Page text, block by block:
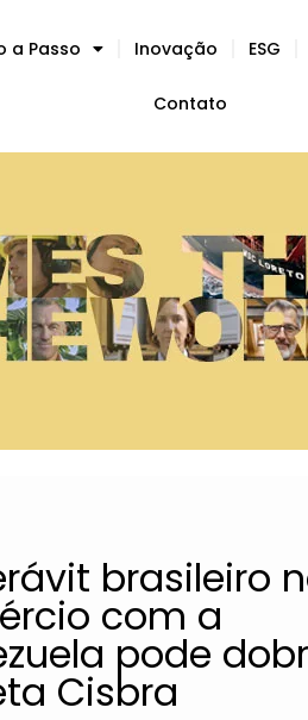
a Passo Inovação ESG
Contato
brasileiro
com a
pode
Cisbra